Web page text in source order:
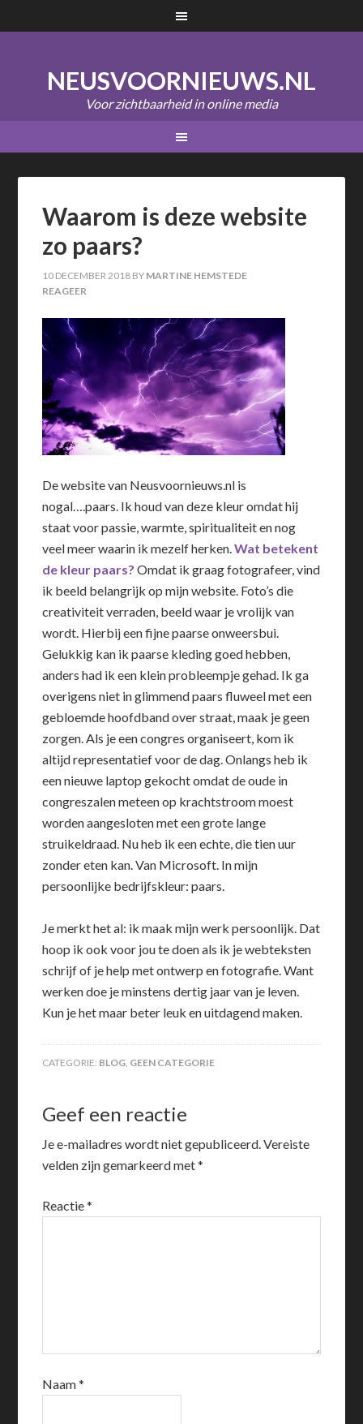
NEUSVOORNIEUWS.NL
Voor zichtbaarheid in online media
Waarom is deze website
zo paars?
10 DECEMBER 2018 BY MARTINE HEMSTEDE
REAGEER
De website van Neusvoornieuws.nl is
nogal….paars. Ik houd van deze kleur omdat hij
staat voor passie, warmte, spiritualiteit en nog
veel meer waarin ik mezelf herken.Wat betekent
de kleur paars? Omdat ik graag fotografeer, vind
ik beeld belangrijk op mijn website. Foto’s die
creativiteit verraden, beeld waar je vrolijk van
wordt. Hierbij een fijne paarse onweersbui.
Gelukkig kan ik paarse kleding goed hebben,
anders had ik een klein probleempje gehad. Ik ga
overigens niet in glimmend paars fluweel met een
gebloemde hoofdband over straat, maak je geen
zorgen. Als je een congres organiseert, kom ik
altijd representatief voor de dag. Onlangs heb ik
een nieuwe laptop gekocht omdat de oude in
congreszalen meteen op krachtstroom moest
worden aangesloten met een grote lange
struikeldraad. Nu heb ik een echte, die tien uur
zonder eten kan. Van Microsoft. In mijn
persoonlijke bedrijfskleur: paars.
Je merkt het al: ik maak mijn werk persoonlijk. Dat
hoop ik ook voor jou te doen als ik je webteksten
schrijf of je help met ontwerp en fotografie. Want
werken doe je minstens dertig jaar van je leven.
Kun je het maar beter leuk en uitdagend maken.
CATEGORIE: BLOG, GEEN CATEGORIE
Geef een reactie
Je e-mailadres wordt niet gepubliceerd.Vereiste
velden zijn gemarkeerd met*
Reactie*
Naam*